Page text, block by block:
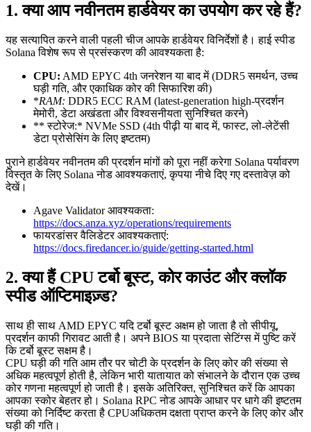
1. क्या आप नवीनतम हार्डवेयर का उपयोग कर रहे हैं?
यह सत्यापित करने वाली पहली चीज आपके हार्डवेयर विनिर्देशों है। हाई स्पीड
Solana विशेष रूप से प्रसंस्करण की आवश्यकता है:
CPU: AMD EPYC 4th जनरेशन या बाद में (DDR5 समर्थन, उच्च
घड़ी गति, और एकाधिक कोर की सिफारिश की)
*RAM: DDR5 ECC RAM (latest-generation high-प्रदर्शन
मेमोरी, डेटा अखंडता और विश्वसनीयता सुनिश्चित करने)
** स्टोरेज:* NVMe SSD (4th पीढ़ी या बाद में, फास्ट, लो-लेटेंसी
डेटा प्रोसेसिंग के लिए इष्टतम)
पुराने हार्डवेयर नवीनतम की प्रदर्शन मांगों को पूरा नहीं करेगा Solana पर्यावरण
विस्तृत के लिए Solana नोड आवश्यकताएं, कृपया नीचे दिए गए दस्तावेज़ को
देखें।
Agave Validator आवश्यकता:
https://docs.anza.xyz/operations/requirements
फायरडांसर वैलिडेटर आवश्यकताएं:
https://docs.firedancer.io/guide/getting-started.html
2. क्या हैं CPU टर्बो बूस्ट, कोर काउंट और क्लॉक
स्पीड ऑप्टिमाइज़्ड?
साथ ही साथ AMD EPYC यदि टर्बो बूस्ट अक्षम हो जाता है तो सीपीयू,
प्रदर्शन काफी गिरावट आती है। अपने BIOS या प्रदाता सेटिंग्स में पुष्टि करें
कि टर्बो बूस्ट सक्षम है।
CPU घड़ी की गति आम तौर पर चोटी के प्रदर्शन के लिए कोर की संख्या से
अधिक महत्वपूर्ण होती है, लेकिन भारी यातायात को संभालने के दौरान एक उच्च
कोर गणना महत्वपूर्ण हो जाती है। इसके अतिरिक्त, सुनिश्चित करें कि आपका
आपका स्कोर बेहतर हो। Solana RPC नोड आपके आधार पर धागे की इष्टतम
संख्या को निर्दिष्ट करता है CPUअधिकतम दक्षता प्राप्त करने के लिए कोर और
घड़ी की गति।